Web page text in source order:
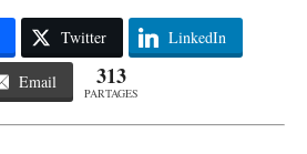
Twitter LinkedIn
Email 313
PARTAGES